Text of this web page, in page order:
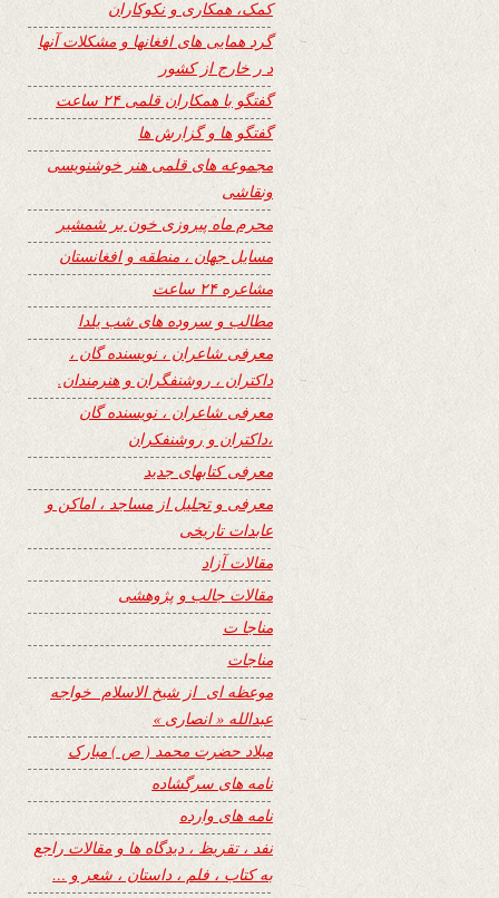
کمک، همکاری و نکوکاران
گرد همایی های افغانها و مشکلات آنها
د ر خارج از کشور
گفتگو با همکاران قلمی ۲۴ ساعت
گفتگو ها و گزارش ها
مجموعه های قلمی هنر خوشنویسی
ونقاشی
محرم ماه پیروزی خون بر شمشیر
مسایل جهان ، منطقه و افغانستان
مشاعره ۲۴ ساعت
مطالب و سروده های شب یلدا
معرفی شاعران ، نویسنده گان ،
داکتران ، روشنفگران و هنرمندان.
معرفی شاعران ، نویسنده گان
،داکتران و روشنفکران
معرفی کتابهای جدید
معرفی و تجلیل از مساجد ، اماکن و
عابدات تاریخی
مقالات آزاد
مقالات جالب و پژوهشی
مناجا ت
مناجات
موعظه ای از شیخ الاسلام خواجه
عبدالله « انصاری »
میلاد حضرت محمد ( ص ) مبارک
نامه های سرگشاده
نامه های وارده
نفد ، تقریظ ، دیدگاه ها و مقالات راجع
به کتاب ، فلم ، داستان ، شعر و …